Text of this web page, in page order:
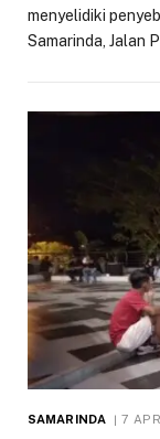
menyelidiki
Samarinda, Jalan
SAMARINDA 7